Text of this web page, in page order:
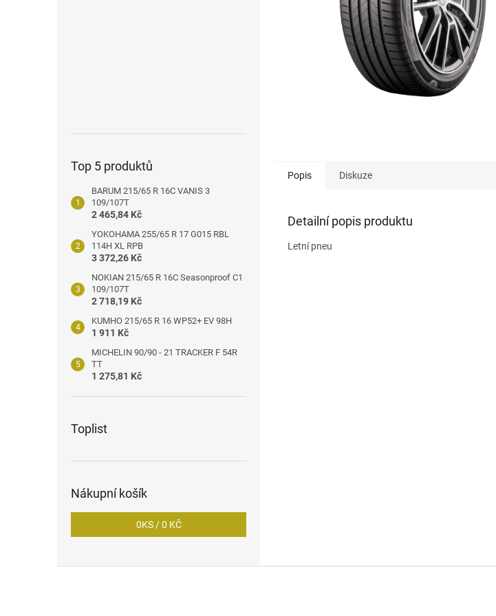
Top 5 produktů
BARUM 215/65 R 16C VANIS 3
109/107T
2 465,84 Kč
YOKOHAMA 255/65 R 17 G015 RBL
114H XL RPB
3 372,26 Kč
NOKIAN 215/65 R 16C Seasonproof C1
109/107T
2 718,19 Kč
KUMHO 215/65 R 16 WP52+ EV 98H
1 911 Kč
MICHELIN 90/90 - 21 TRACKER F 54R
TT
1 275,81 Kč
Toplist
Nákupní košík
0KS /0 KČ
Popis Diskuze
Detailní popis produktu
Letní pneu